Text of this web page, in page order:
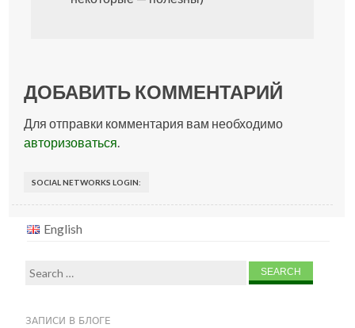
ДОБАВИТЬ КОММЕНТАРИЙ
Для отправки комментария вам необходимо
авторизоваться.
SOCIAL NETWORKS LOGIN:
English
Search
ЗАПИСИ В БЛОГЕ